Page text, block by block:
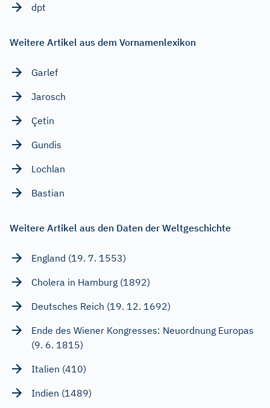
dpt
Weitere Artikel aus dem Vornamenlexikon
Garlef
Jarosch
Çetin
Gundis
Lochlan
Bastian
Weitere Artikel aus den Daten der Weltgeschichte
England (19. 7. 1553)
Cholera in Hamburg (1892)
Deutsches Reich (19. 12. 1692)
Ende des Wiener Kongresses: Neuordnung Europas
(9. 6. 1815)
Italien (410)
Indien (1489)